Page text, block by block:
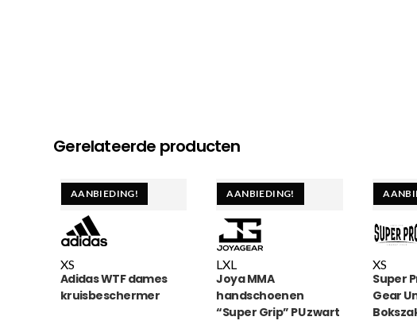
Gerelateerde producten
AANBIEDING!
XS
Adidas WTF dames
kruisbeschermer
AANBIEDING!
LXL
Joya MMA
handschoenen
“Super Grip” PU zwart
XS
Super
Gear